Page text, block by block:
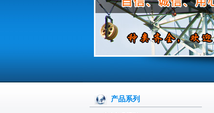
产品系列